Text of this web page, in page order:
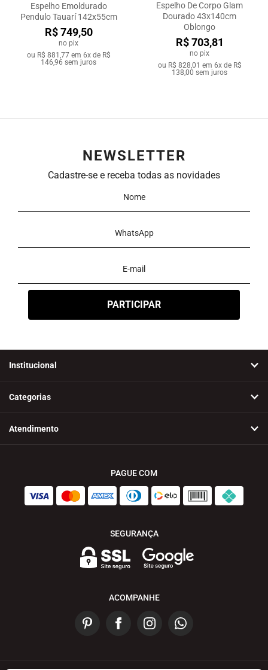
Espelho Emoldurado
Pendulo Tauarí 142x55cm
R$ 749,50
no pix
ou R$ 881,77em 6x de R$
146,96 sem juros
Espelho De Corpo Glam
Dourado 43x140cm
Oblongo
R$ 703,81
no pix
ou R$ 828,01 em 6x de R$
138,00 sem juros
NEWSLETTER
Cadastre-se e receba todas as novidades
Institucional
Categorias
Atendimento
PAGUE COM
SEGURANÇA
ACOMPANHE